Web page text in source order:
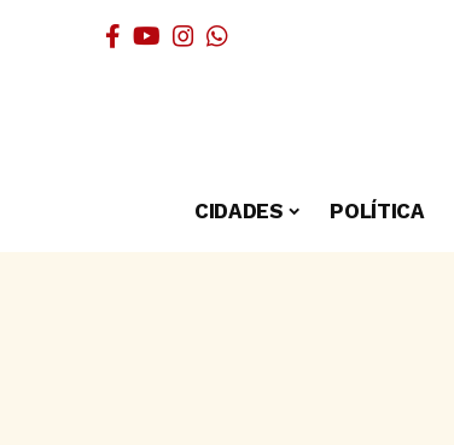
CIDADES POLÍTICA